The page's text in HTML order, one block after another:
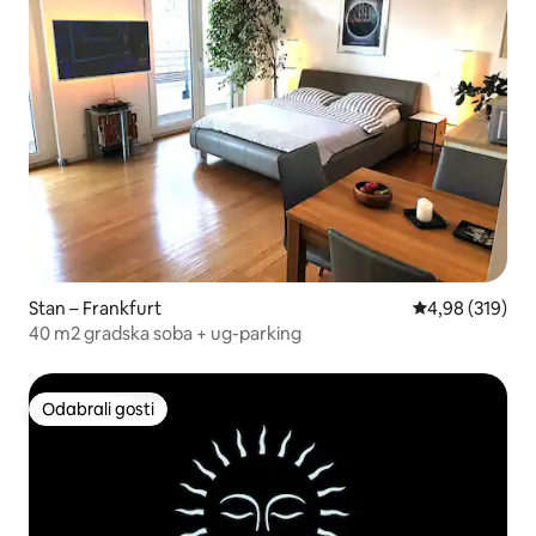
Stan – Frankfurt Prosječna
4,98 (319)
40 m2 gradska soba + ug-parking
Odabrali gosti
Odabrali gosti